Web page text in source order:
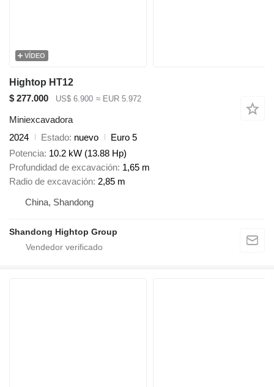
VÍDEO
Hightop HT12
$ 277.000
US$ 6.900 ≈ EUR 5.972
Miniexcavadora
2024
Estado nuevo
Euro 5
Potencia 10.2 kW (13.88 Hp)
Profundidad de excavación 1,65 m
Radio de excavación 2,85 m
China, Shandong
Shandong Hightop Group